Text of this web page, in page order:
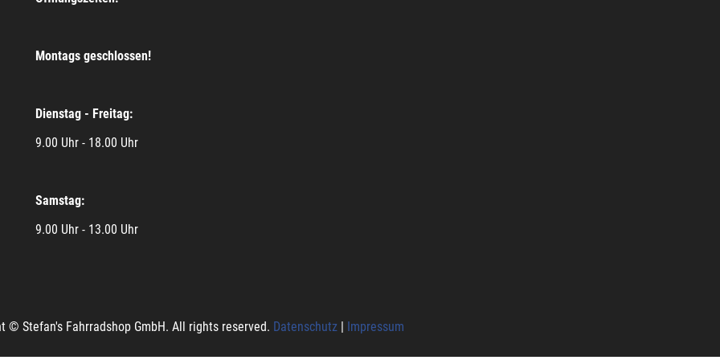
Montags geschlossen!
Dienstag - Freitag:
9.00 Uhr - 18.00 Uhr
Samstag:
9.00 Uhr - 13.00 Uhr
© Stefan's Fahrradshop GmbH. All rights reserved. Datenschutz | Impressum